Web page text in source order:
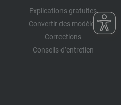
Explications gratuites
Convertir des modèles
Corrections
Conseils d’entretien